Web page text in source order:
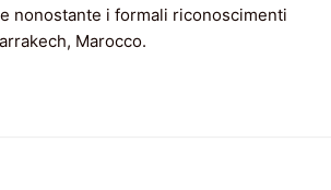
nonostante i formali riconoscimenti
Marocco.